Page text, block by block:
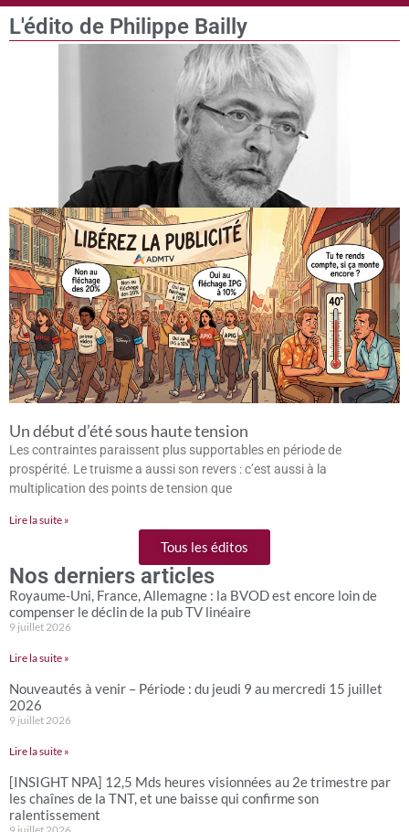
L'édito de Philippe Bailly
Un début d’été sous haute tension
Les contraintes paraissent plus supportables en période de
prospérité. Le truisme a aussi son revers : c’est aussi à la
multiplication des points de tension que
Lire la suite »
Tous les éditos
Nos derniers articles
Royaume-Uni, France, Allemagne : la BVOD est encore loin de
compenser le déclin de la pub TV linéaire
9 juillet 2026
Lire la suite »
Nouveautés à venir – Période : du jeudi 9 au mercredi 15 juillet
2026
9 juillet 2026
Lire la suite »
[INSIGHT NPA] 12,5 Mds heures visionnées au 2e trimestre par
les chaînes de la TNT, et une baisse qui confirme son
ralentissement